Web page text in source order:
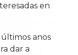
en
anos
dar a